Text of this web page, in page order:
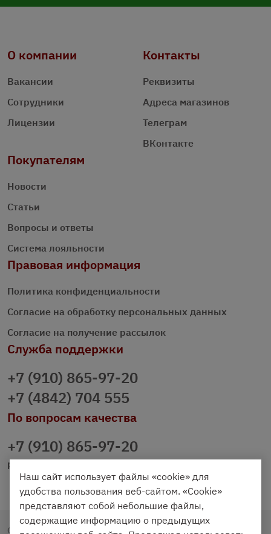
О компании
Вакансии
Сотрудники
Лицензии
Контакты
Реквизиты
Адреса магазинов
Телеграм
ВКонтакте
Покупателям
Новости
Статьи
Вопросы и ответы
Система лояльности
Правовая информация
Политика конфиденциальности
Согласие на обработку персональных данных
Согласие на получение рассылок
Служба поддержки
+7 (910) 865-97-20
+7 (4842) 704 555
По вопросам качества
+7 (910) 865-97-20
prazdnichniy40@palmi.ru
Copyright © 2020 - 2026. Праздничный Стол.
Наш сайт использует файлы «cookie» для
удобства пользования веб-сайтом. «Cookie»
представляют собой небольшие файлы,
содержащие информацию о предыдущих